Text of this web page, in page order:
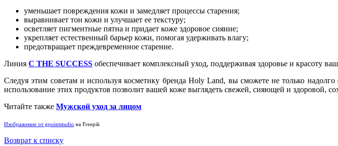
уменьшает повреждения кожи и замедляет процессы старения;
выравнивает тон кожи и улучшает ее текстуру;
осветляет пигментные пятна и придает коже здоровое сияние;
укрепляет естественный барьер кожи, помогая удерживать влагу;
предотвращает преждевременное старение.
Линия C THE SUCCESS обеспечивает комплексный уход, поддерживая здоровье и красоту
Следуя этим советам и используя косметику бренда Holy Land, вы сможете не только
использование этих продуктов позволит вашей коже выглядеть свежей, сияющей и здоровой,
Читайте также Мужской уход за лицом
Изображение от gpointstudio на Freepik
Возврат к списку